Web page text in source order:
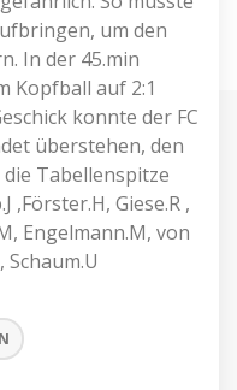
um den
In der 45.min
Kopfball auf 2:1
konnte der FC
überstehen, den
Tabellenspitze
,Förster.H, Giese.R ,
Engelmann.M, von